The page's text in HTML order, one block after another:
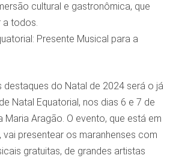
cultural e gastronômica, que
a todos.
Presente Musical para a
destaques do Natal de 2024 será o já
Natal Equatorial, nos dias 6 e 7 de
Maria Aragão. O evento, que está em
presentear os maranhenses com
gratuitas, de grandes artistas